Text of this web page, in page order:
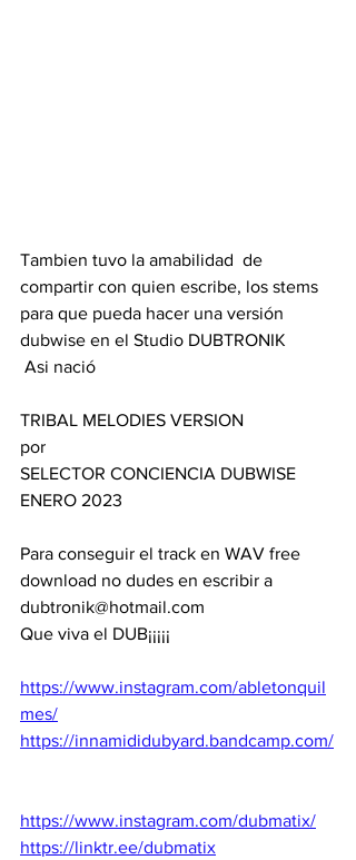
Tambien tuvo la amabilidad  de
compartir con quien escribe, los stems
para que pueda hacer una versión
dubwise en el Studio DUBTRONIK
Asi nació
TRIBAL MELODIES VERSION
por
SELECTOR CONCIENCIA DUBWISE
ENERO 2023
Para conseguir el track en WAV free
download no dudes en escribir a
dubtronik@hotmail.com
Que viva el DUB¡¡¡¡¡
https://www.instagram.com/abletonquil
mes/
https://innamididubyard.bandcamp.com/
https://www.instagram.com/dubmatix/
https://linktr.ee/dubmatix